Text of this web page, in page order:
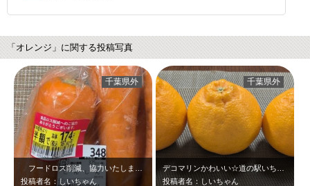
「オレンジ」に関する投稿写真
投稿者名：しいちゃん
千葉県外
投稿者名：しいちゃん
千葉県外